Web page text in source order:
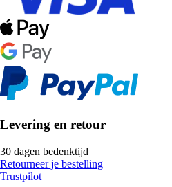
Levering en retour
30 dagen bedenktijd
Retourneer je bestelling
Trustpilot